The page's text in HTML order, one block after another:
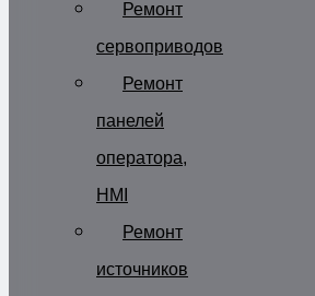
Ремонт
сервоприводов
Ремонт
панелей
оператора,
HMI
Ремонт
источников